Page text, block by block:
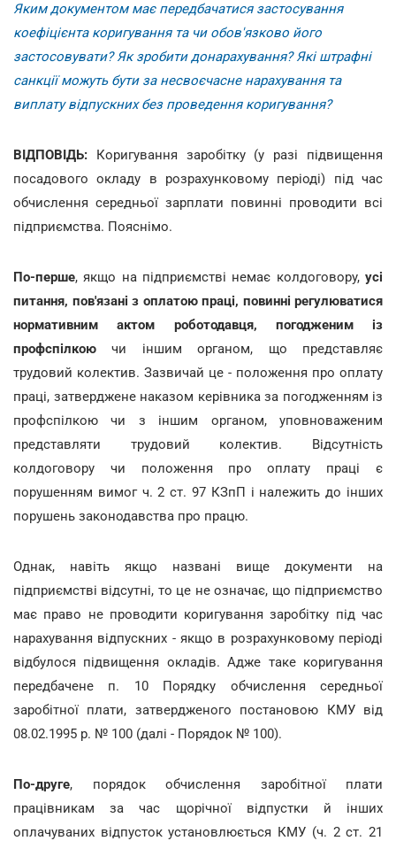
Яким документом має передбачатися застосування
коефіцієнта коригування та чи обов'язково його
застосовувати? Як зробити донарахування? Які штрафні
санкції можуть бути за несвоєчасне нарахування та
виплату відпускних без проведення коригування?
ВІДПОВІДЬ: Коригування заробітку (у разі підвищення
посадового окладу в розрахунковому періоді) під час
обчислення середньої зарплати повинні проводити всі
підприємства. Пояснімо.
По-перше, якщо на підприємстві немає колдоговору, усі
питання, пов'язані з оплатою праці, повинні регулюватися
нормативним актом роботодавця, погодженим із
профспілкою чи іншим органом, що представляє
трудовий колектив. Зазвичай це - положення про оплату
праці, затверджене наказом керівника за погодженням із
профспілкою чи з іншим органом, уповноваженим
представляти трудовий колектив. Відсутність
колдоговору чи положення про оплату праці є
порушенням вимог ч. 2 ст. 97 КЗпП і належить до інших
порушень законодавства про працю.
Однак, навіть якщо названі вище документи на
підприємстві відсутні, то це не означає, що підприємство
має право не проводити коригування заробітку під час
нарахування відпускних - якщо в розрахунковому періоді
відбулося підвищення окладів. Адже таке коригування
передбачене п. 10 Порядку обчислення середньої
заробітної плати, затвердженого постановою КМУ від
08.02.1995 р. № 100 (далі - Порядок № 100).
По-друге, порядок обчислення заробітної плати
працівникам за час щорічної відпустки й інших
оплачуваних відпусток установлюється КМУ (ч. 2 ст. 21